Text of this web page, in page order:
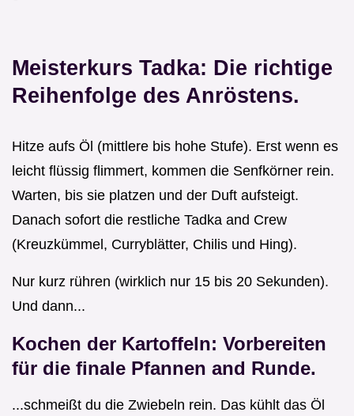
Meisterkurs Tadka: Die richtige
Reihenfolge des Anröstens.
Hitze aufs Öl (mittlere bis hohe Stufe). Erst wenn es
leicht flüssig flimmert, kommen die Senfkörner rein.
Warten, bis sie platzen und der Duft aufsteigt.
Danach sofort die restliche Tadka and Crew
(Kreuzkümmel, Curryblätter, Chilis und Hing).
Nur kurz rühren (wirklich nur 15 bis 20 Sekunden).
Und dann...
Kochen der Kartoffeln: Vorbereiten
für die finale Pfannen and Runde.
...schmeißt du die Zwiebeln rein. Das kühlt das Öl